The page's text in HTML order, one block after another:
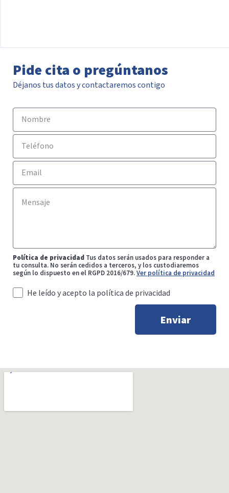
Pide cita o pregúntanos
Déjanos tus datos y contactaremos contigo
Política de privacidad Tus datos serán usados para responder a
tu consulta. No serán cedidos a terceros, y los custodiaremos
según lo dispuesto en el RGPD 2016/679.Ver política de privacidad
He leído y acepto la política de privacidad
Enviar